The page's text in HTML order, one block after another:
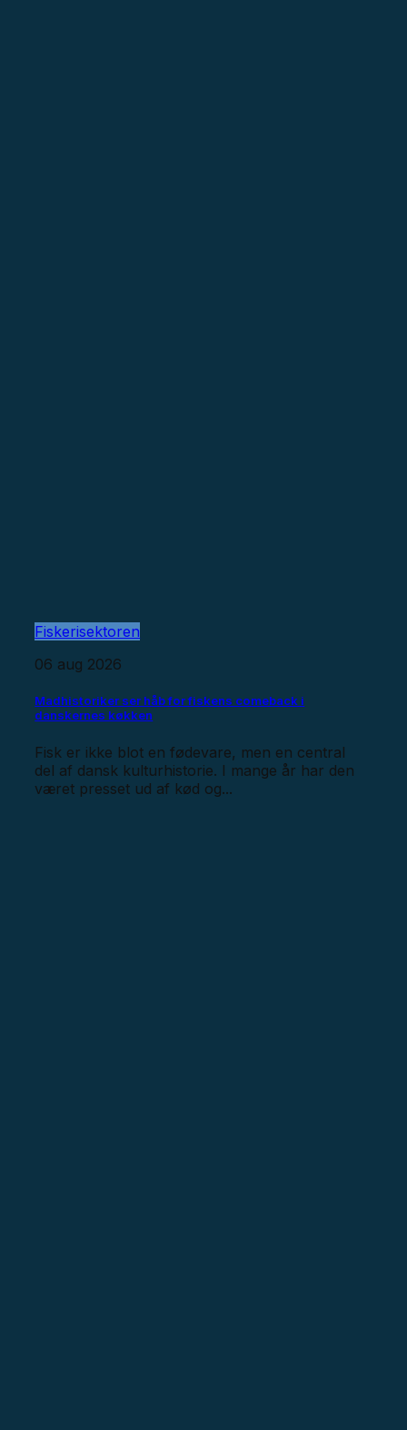
Fiskerisektoren
06 aug 2026
Madhistoriker ser håb for fiskens comeback i
danskernes køkken
Fisk er ikke blot en fødevare, men en central
del af dansk kulturhistorie. I mange år har den
været presset ud af kød og...